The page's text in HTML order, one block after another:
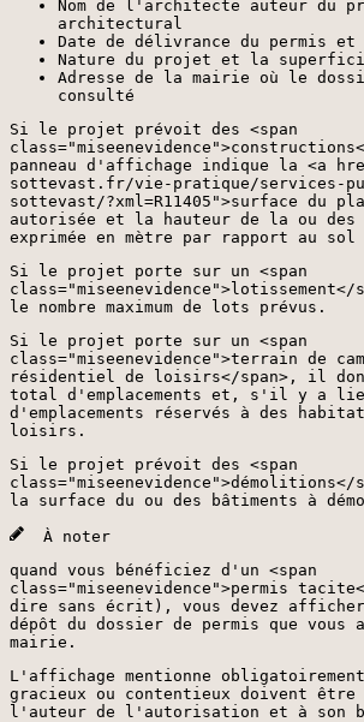
Nom de l'architecte auteur du
architectural
Date de délivrance du permis et
Nature du projet et la
Adresse de la mairie où le
consulté
Si le projet prévoit des <span
panneau d'affichage indique la <a
sottevast.fr/vie-pratique/services-
sottevast/?xml=R11405">surface du
autorisée et la hauteur de la ou des
exprimée en mètre par rapport au
Si le projet porte sur un <span
le nombre maximum de lots prévus.
Si le projet porte sur un <span
class="miseenevidence">terrain de
résidentiel de loisirs</span>, il
total d'emplacements et, s'il y a
d'emplacements réservés à des
loisirs.
Si le projet prévoit des <span
la surface du ou des bâtiments à
À noter
quand vous bénéficiez d'un <span
class="miseenevidence">permis
dire sans écrit), vous devez
dépôt du dossier de permis que vous
mairie.
L'affichage mentionne
gracieux ou contentieux doivent
l'auteur de l'autorisation et à son